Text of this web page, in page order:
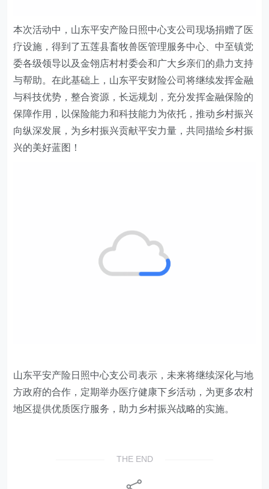
本次活动中，山东平安产险日照中心支公司现场捐赠了医
疗设施，得到了五莲县畜牧兽医管理服务中心、中至镇党
委各级领导以及金翎店村村委会和广大乡亲们的鼎力支持
与帮助。在此基础上，山东平安财险公司将继续发挥金融
与科技优势，整合资源，长远规划，充分发挥金融保险的
保障作用，以保险能力和科技能力为依托，推动乡村振兴
向纵深发展，为乡村振兴贡献平安力量，共同描绘乡村振
兴的美好蓝图！
山东平安产险日照中心支公司表示，未来将继续深化与地
方政府的合作，定期举办医疗健康下乡活动，为更多农村
地区提供优质医疗服务，助力乡村振兴战略的实施。
THE END